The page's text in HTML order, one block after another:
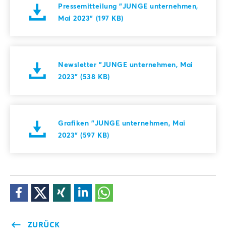
Pressemitteilung "JUNGE unternehmen,
Mai 2023" (197 KB)
Newsletter "JUNGE unternehmen, Mai
2023" (538 KB)
Grafiken "JUNGE unternehmen, Mai
2023" (597 KB)
ZURÜCK